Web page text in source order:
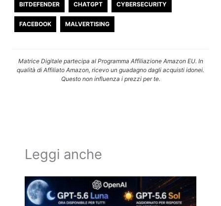
BITDEFENDER CHATGPT CYBERSECURITY
FACEBOOK MALVERTISING
Matrice Digitale partecipa al Programma Affiliazione Amazon EU. In
qualità di Affiliato Amazon, ricevo un guadagno dagli acquisti idonei.
Questo non influenza i prezzi per te.
Leggi anche